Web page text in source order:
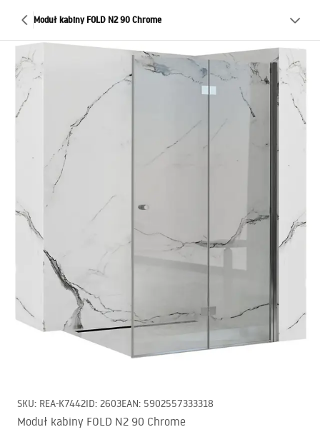
Moduł kabiny FOLD N2 90 Chrome
SKU: REA-K7442ID: 2603EAN: 5902557333318
Moduł kabiny FOLD N2 90 Chrome